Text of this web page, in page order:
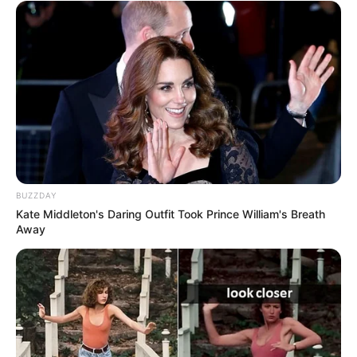
BUZZDAY
Kate Middleton's Daring Outfit Took Prince William's Breath
Away